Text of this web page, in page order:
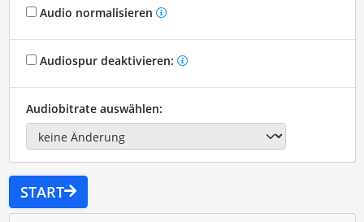
Audio normalisieren
Audiospur deaktivieren:
Audiobitrate auswählen:
START